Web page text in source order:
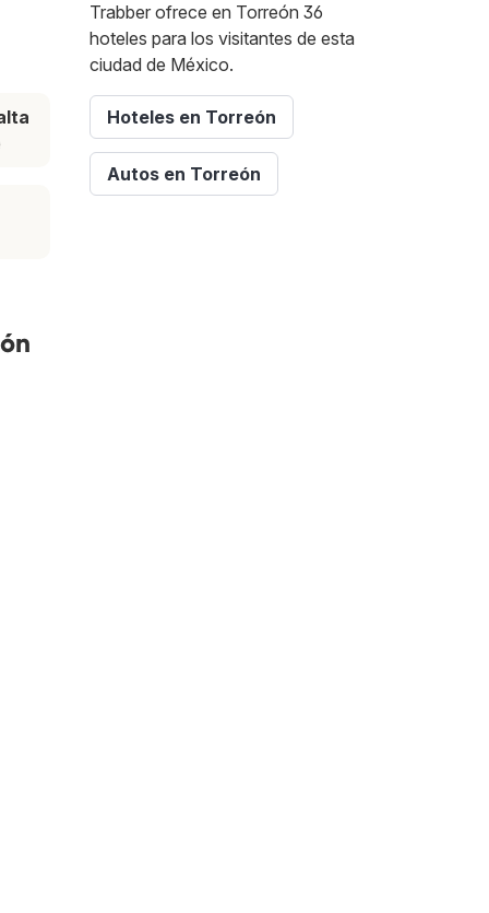
Trabber ofrece en Torreón 36
hoteles para los visitantes de esta
ciudad de México.
Hoteles en Torreón
Autos en Torreón